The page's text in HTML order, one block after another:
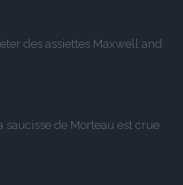
des assiettes Maxwell and
de Morteau est crue